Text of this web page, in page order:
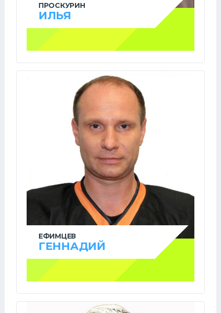
ПРОСКУРИН
ИЛЬЯ
ЕФИМЦЕВ
ГЕННАДИЙ